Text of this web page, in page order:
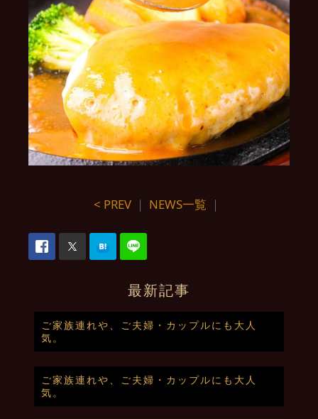
< PREV ｜ NEWS一覧 ｜
最新記事
ご家族連れや、ご夫婦・カップルにも大人
気。
ご家族連れや、ご夫婦・カップルにも大人
気。